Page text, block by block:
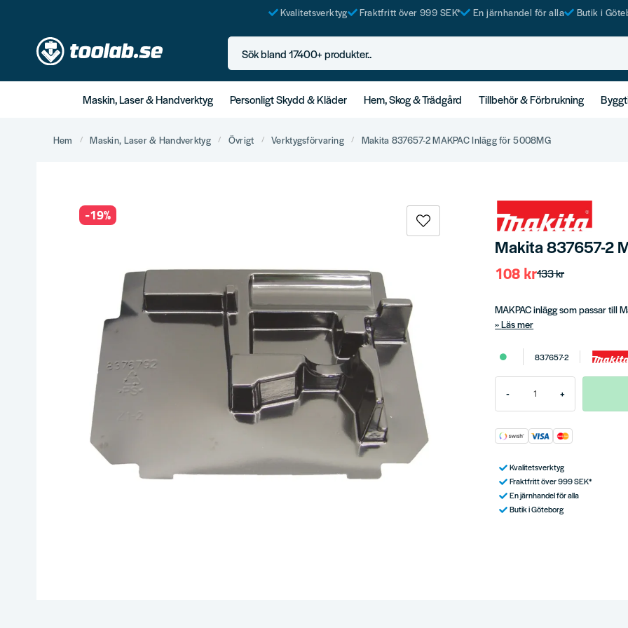
Kvalitetsverktyg Fraktfritt över 999 SEK* En järnhandel för alla Butik i
Sök bland 17400+ produkter..
Maskin, Laser & Handverktyg Personligt Skydd & Kläder Hem, Skog & Trädgård Tillbehör & Förbrukning
Hem Maskin, Laser & Handverktyg Övrigt Verktygsförvaring Makita 837657-2 MAKPAC Inlägg för 5008MG
-19%
Makita 837657-2
133 kr
108 kr
MAKPAC inlägg som passar till
Läs mer
837657-2
- +
Kvalitetsverktyg
Fraktfritt över 999 SEK*
En järnhandel för alla
Butik i Göteborg